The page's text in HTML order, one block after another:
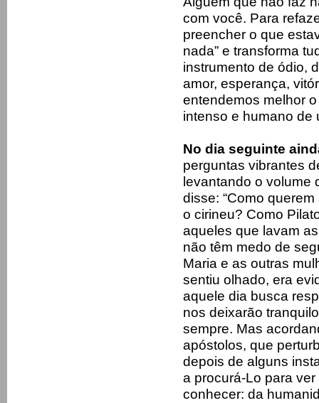
com você. Para
preencher o que
nada” e transforma
instrumento de ódio,
amor, esperança,
entendemos melhor
intenso e humano de
No dia seguinte
perguntas vibrantes
levantando o volume
disse: “Como
o cirineu? Como
aqueles que lavam
não têm medo de
Maria e as outras
sentiu olhado, era
aquele dia busca
nos deixarão
sempre. Mas
apóstolos, que
depois de alguns
a procurá-Lo para
conhecer: da